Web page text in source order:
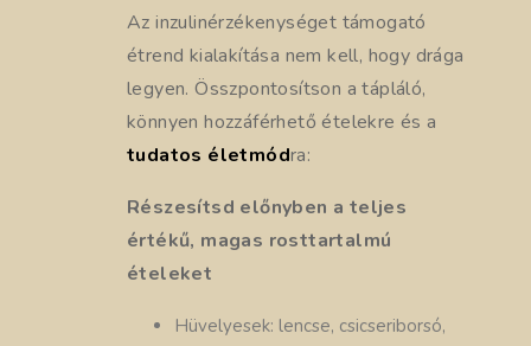
Az inzulinérzékenységet támogató
étrend kialakítása nem kell, hogy drága
legyen. Összpontosítson a tápláló,
könnyen hozzáférhető ételekre és a
tudatos életmódra:
Részesítsd előnyben a teljes
értékű, magas rosttartalmú
ételeket
Hüvelyesek: lencse, csicseriborsó,